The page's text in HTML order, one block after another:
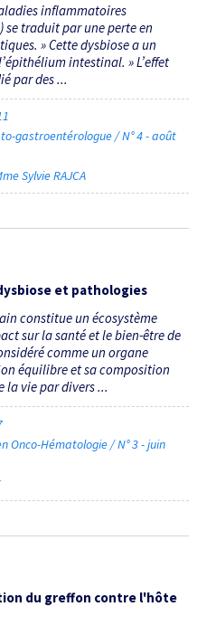
inflammatoires
se traduit par une perte en
» Cette dysbiose a un
intestinal. » L’effet
par des ...
gastroentérologue / N° 4 - août
Sylvie RAJCA
et pathologies
constitue un écosystème
sur la santé et le bien-être de
comme un organe
équilibre et sa composition
la vie par divers ...
Onco-Hématologie / N° 3 - juin
du greffon contre l'hôte